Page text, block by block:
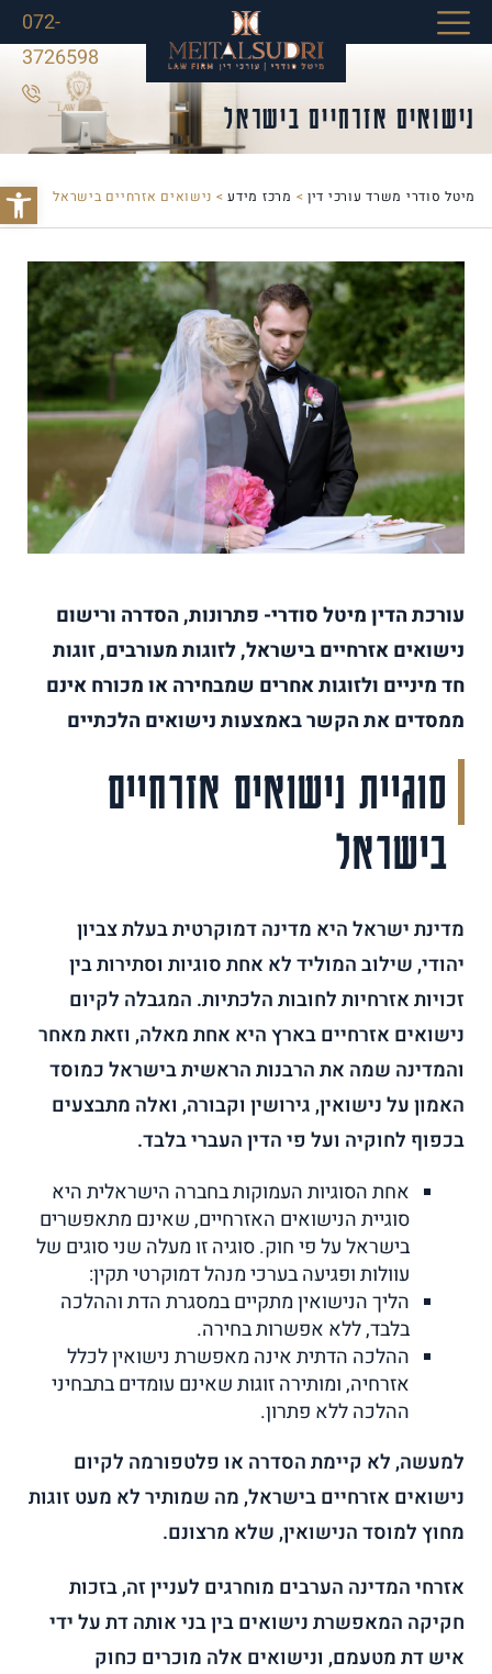
פתח
072-
3726598
נישואים אזרחיים בישראל
מיטל סודרי משרד עורכי דין > מרכז מידע> נישואים אזרחיים בישראל
עורכת הדין מיטל סודרי- פתרונות, הסדרה ורישום
נישואים אזרחיים בישראל,לזוגות מעורבים, זוגות
חד מיניים ולזוגות אחרים שמבחירה או מכורח אינם
ממסדים את הקשרבאמצעות נישואים הלכתיים
סוגיית נישואים אזרחיים
בישראל
מדינת ישראל היא מדינה דמוקרטית בעלת צביון
יהודי, שילוב המוליד לא אחת סוגיות וסתירות בין
זכויות אזרחיות לחובות הלכתיות. המגבלה לקיום
נישואים אזרחיים בארץ היא אחת מאלה, וזאת מאחר
והמדינה שמה את הרבנות הראשית בישראל כמוסד
האמון על נישואין, גירושין וקבורה, ואלה מתבצעים
בכפוף לחוקיה ועל פי הדין העברי בלבד.
אחת הסוגיות העמוקות בחברה הישראלית היא
סוגיית הנישואים האזרחיים, שאינם מתאפשרים
בישראל על פי חוק. סוגיה זו מעלה שני סוגים של
עוולות ופגיעה בערכי מנהל דמוקרטי תקין:
הליך הנישואין מתקיים במסגרת הדת וההלכה
בלבד, ללא אפשרות בחירה.
ההלכה הדתית אינה מאפשרת נישואין לכלל
אזרחיה, ומותירה זוגות שאינם עומדים בתבחיני
ההלכה ללא פתרון.
למעשה, לא קיימת הסדרה או פלטפורמה לקיום
נישואים אזרחיים בישראל, מה שמותיר לא מעט זוגות
מחוץ למוסד הנישואין, שלא מרצונם.
אזרחי המדינה הערבים מוחרגים לעניין זה, בזכות
חקיקה המאפשרת נישואים בין בני אותה דת על ידי
איש דת מטעמם, ונישואים אלה מוכרים כחוק